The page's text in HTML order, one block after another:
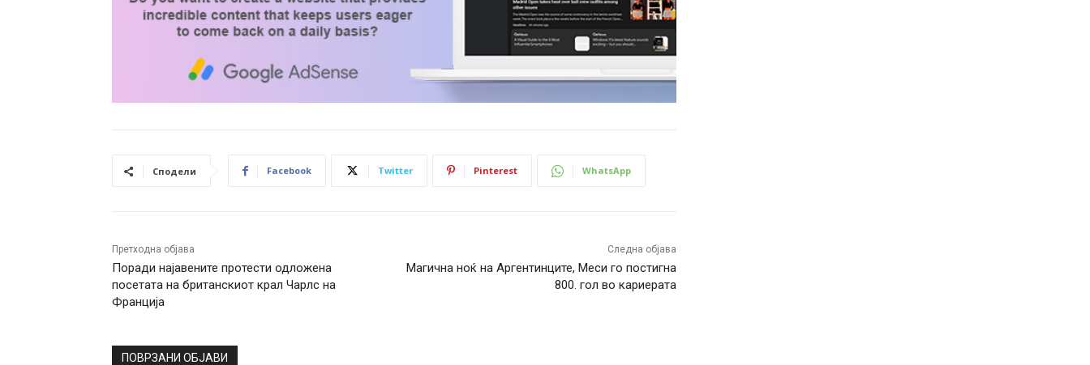
Сподели Facebook Twitter Pinterest WhatsApp
Претходна објава
Поради најавените протести одложена
посетата на британскиот крал Чарлс на
Франција
Следна објава
Магична ноќ на Аргентинците, Меси го постигна
800. гол во кариерата
ПОВРЗАНИ ОБЈАВИ